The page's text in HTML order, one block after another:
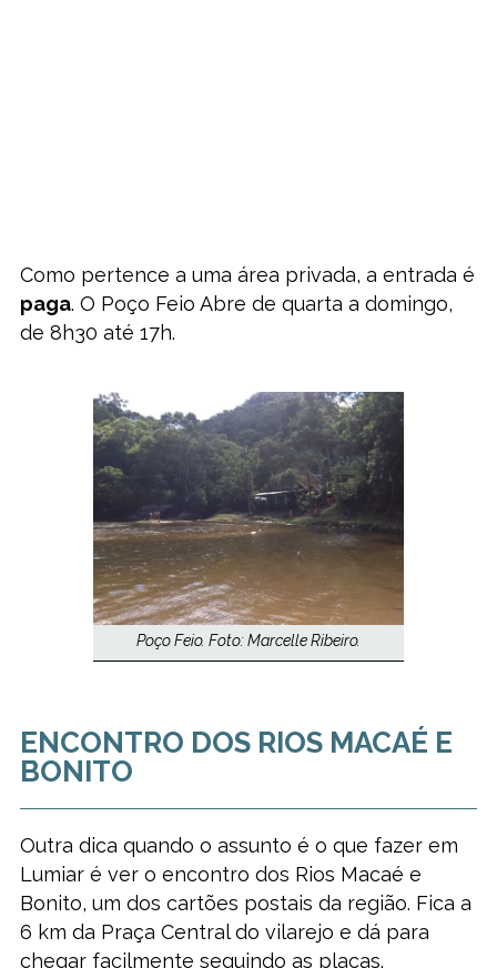
Como pertence a uma área privada, a entrada é
paga. O Poço Feio Abre de quarta a domingo,
de 8h30 até 17h.
Poço Feio. Foto: Marcelle Ribeiro.
ENCONTRO DOS RIOS MACAÉ E
BONITO
Outra dica quando o assunto é o que fazer em
Lumiar é ver o encontro dos Rios Macaé e
Bonito, um dos cartões postais da região. Fica a
6 km da Praça Central do vilarejo e dá para
chegar facilmente seguindo as placas.